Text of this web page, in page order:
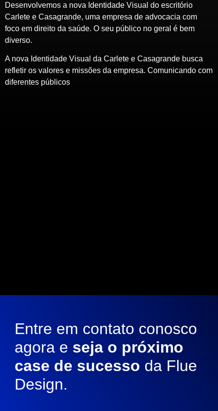
Desenvolvemos a nova Identidade Visual do escritório
Carlete e Casagrande, uma empresa de advocacia com
foco em direito da saúde. O seu público no geral é bem
diverso.
A nova Identidade Visual da Carlete e Casagrande busca
refletir os valores e missões da empresa. Comunicando com
diferentes públicos
Entre em contato conosco
agora e seja o próximo
case de sucesso da Flue
Design.